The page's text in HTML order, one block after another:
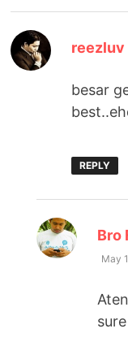
reezluv
besar
REPLY
Bro
May